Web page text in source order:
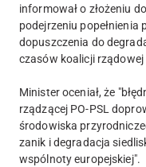
informował o złożeniu
podejrzeniu
dopuszczenia do
czasów koalicji rządowej
Minister oceniał, że
rządzącej PO-PSL
środowiska
zanik i degradacja
wspólnoty europejskiej".